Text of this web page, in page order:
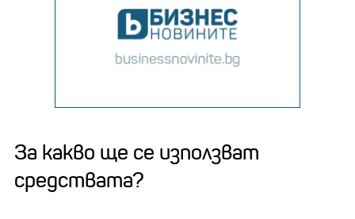
За какво ще се използват
средствата?